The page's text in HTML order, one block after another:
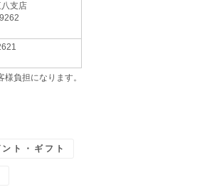
支店
負担になります。
ト・ギフト